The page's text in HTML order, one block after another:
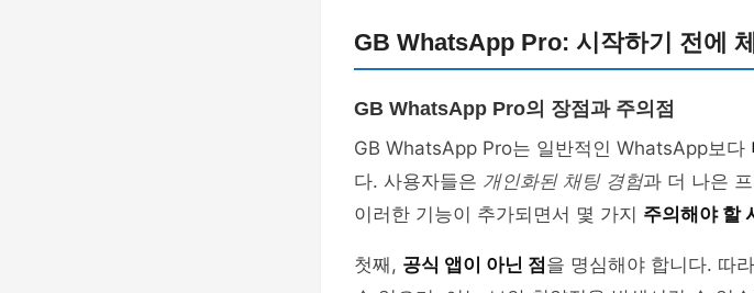
GB WhatsApp Pro: 시작하기 전에
GB WhatsApp Pro의 장점과 주의점
GB WhatsApp Pro는 일반적인 WhatsApp보다
다. 사용자들은 개인화된 채팅 경험과 더 나은
이러한 기능이 추가되면서 몇 가지 주의해야 할
첫째, 공식 앱이 아닌 점을 명심해야 합니다. 따